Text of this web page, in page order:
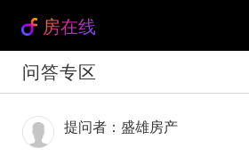
房在线
问答专区
提问者：盛雄房产